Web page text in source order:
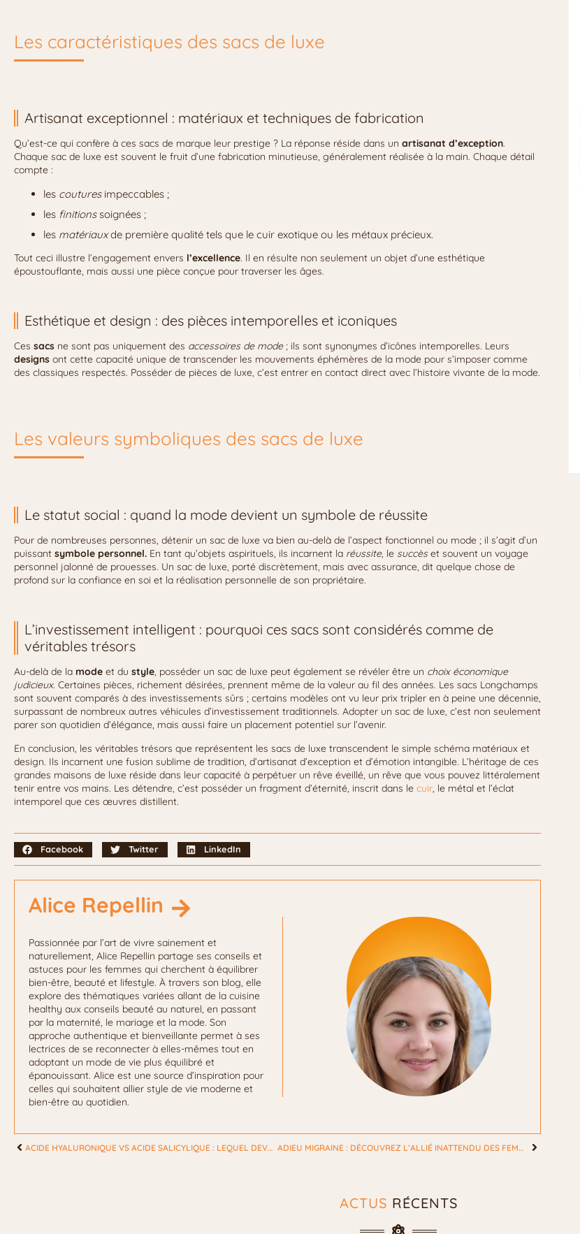
Les caractéristiques des sacs de luxe
Artisanat exceptionnel : matériaux et techniques de fabrication
Qu’est-ce qui confère à ces sacs de marque leur prestige ? La réponse réside dans un artisanat d’exception.
Chaque sac de luxe est souvent le fruit d’une fabrication minutieuse, généralement réalisée à la main. Chaque détail
compte :
les couturesimpeccables ;
les finitionssoignées ;
les matériauxde première qualité tels que le cuir exotique ou les métaux précieux.
Tout ceci illustre l’engagement envers l’excellence. Il en résulte non seulement un objet d’une esthétique
époustouflante, mais aussi une pièce conçue pour traverser les âges.
Esthétique et design : des pièces intemporelles et iconiques
Ces sacs ne sont pas uniquement des accessoires de mode; ils sont synonymes d’icônes intemporelles. Leurs
designs ont cette capacité unique de transcender les mouvements éphémères de la mode pour s’imposer comme
des classiques respectés. Posséder de pièces de luxe, c’est entrer en contact direct avec l’histoire vivante de la mode.
Les valeurs symboliques des sacs de luxe
Le statut social : quand la mode devient un symbole de réussite
Pour de nombreuses personnes, détenir un sac de luxe va bien au-delà de l’aspect fonctionnel ou mode ; il s’agit d’un
puissant symbole personnel. En tant qu’objets aspirituels, ils incarnent la réussite, le succèset souvent un voyage
personnel jalonné de prouesses. Un sac de luxe, porté discrètement, mais avec assurance, dit quelque chose de
profond sur la confiance en soi et la réalisation personnelle de son propriétaire.
L’investissement intelligent : pourquoi ces sacs sont considérés comme de
véritables trésors
Au-delà de la mode et du style, posséder un sac de luxe peut également se révéler être un choix économique
judicieux. Certaines pièces, richement désirées, prennent même de la valeur au fil des années. Les sacs Longchamps
sont souvent comparés à des investissements sûrs ; certains modèles ont vu leur prix tripler en à peine une décennie,
surpassant de nombreux autres véhicules d’investissement traditionnels. Adopter un sac de luxe, c’est non seulement
parer son quotidien d’élégance, mais aussi faire un placement potentiel sur l’avenir.
En conclusion, les véritables trésors que représentent les sacs de luxe transcendent le simple schéma matériaux et
design. Ils incarnent une fusion sublime de tradition, d’artisanat d’exception et d’émotion intangible. L’héritage de ces
grandes maisons de luxe réside dans leur capacité à perpétuer un rêve éveillé, un rêve que vous pouvez littéralement
tenir entre vos mains. Les détendre, c’est posséder un fragment d’éternité, inscrit dans le cuir, le métal et l’éclat
intemporel que ces œuvres distillent.
Facebook Twitter LinkedIn
Alice Repellin
Passionnée par l’art de vivre sainement et
naturellement, Alice Repellin partage ses conseils et
astuces pour les femmes qui cherchent à équilibrer
bien-être, beauté et lifestyle. À travers son blog, elle
explore des thématiques variées allant de la cuisine
healthy aux conseils beauté au naturel, en passant
par la maternité, le mariage et la mode. Son
approche authentique et bienveillante permet à ses
lectrices de se reconnecter à elles-mêmes tout en
adoptant un mode de vie plus équilibré et
épanouissant. Alice est une source d’inspiration pour
celles qui souhaitent allier style de vie moderne et
bien-être au quotidien.
ACIDE HYALURONIQUE VS ACIDE SALICYLIQUE : LEQUEL DEVEZ-VOUS UTILISER ? ADIEU MIGRAINE : DÉCOUVREZ L’ALLIÉ INATTENDU DES FEMMES POUR SOULAGER LES MAUX DE TÊTE
ACTUS RÉCENTS